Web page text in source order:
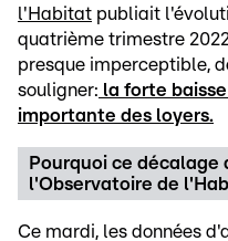
l'Habitat publiait
quatrième trimestre
presque imperceptible,
souligner: la forte
importante des loyers.
Pourquoi ce décalage
l'Observatoire de
Ce mardi, les données